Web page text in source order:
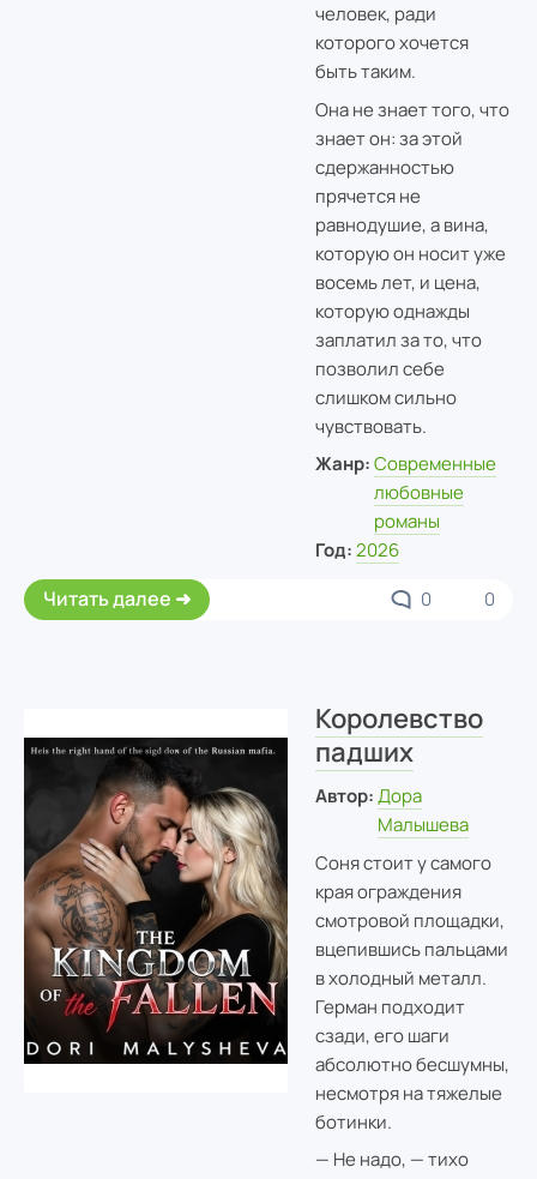
человек, ради
которого хочется
быть таким.
Она не знает того, что
знает он: за этой
сдержанностью
прячется не
равнодушие, а вина,
которую он носит уже
восемь лет, и цена,
которую однажды
заплатил за то, что
позволил себе
слишком сильно
чувствовать.
Жанр: Современные
любовные
романы
Год: 2026
Читать далее 0 0
Королевство
падших
Автор: Дора
Малышева
Соня стоит у самого
края ограждения
смотровой площадки,
вцепившись пальцами
в холодный металл.
Герман подходит
сзади, его шаги
абсолютно бесшумны,
несмотря на тяжелые
ботинки.
— Не надо, — тихо